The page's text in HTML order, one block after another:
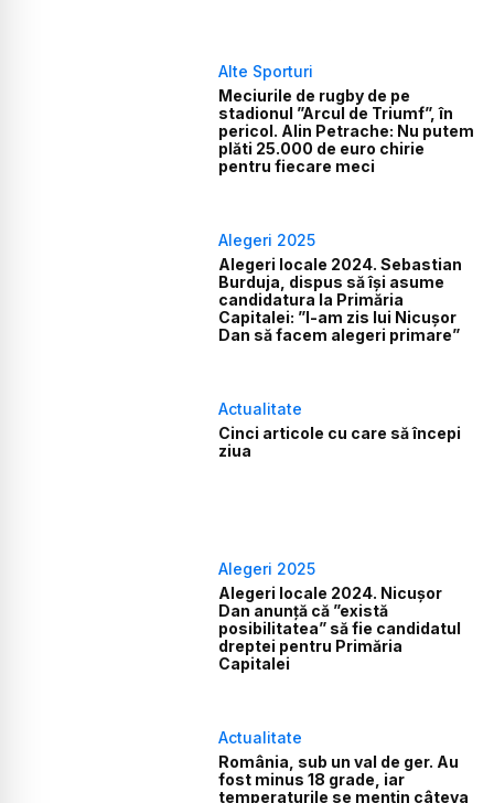
Alte Sporturi
Meciurile de rugby de pe
stadionul ”Arcul de Triumf”, în
pericol. Alin Petrache: Nu putem
plăti 25.000 de euro chirie
pentru fiecare meci
Alegeri 2025
Alegeri locale 2024. Sebastian
Burduja, dispus să își asume
candidatura la Primăria
Capitalei: ”I-am zis lui Nicușor
Dan să facem alegeri primare”
Actualitate
Cinci articole cu care să începi
ziua
Alegeri 2025
Alegeri locale 2024. Nicușor
Dan anunță că ”există
posibilitatea” să fie candidatul
dreptei pentru Primăria
Capitalei
Actualitate
România, sub un val de ger. Au
fost minus 18 grade, iar
temperaturile se mențin câteva